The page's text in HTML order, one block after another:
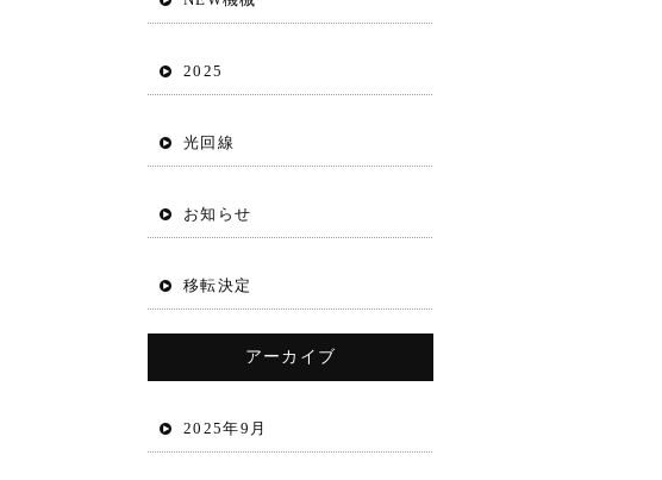
2025
光回線
お知らせ
移転決定
アーカイブ
2025年9月